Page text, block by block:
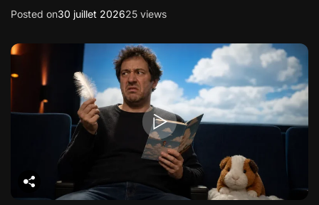
Posted on30 juillet 202625 views